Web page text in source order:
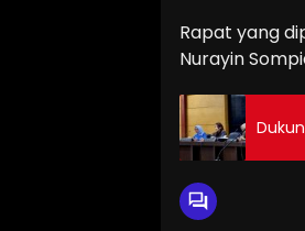
Rapat yang
Nurayin